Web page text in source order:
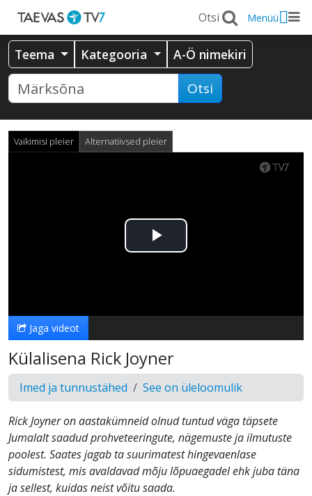
Menüü
Teema Kategooria A-Ö nimekiri
Otsi
Vaikimisi pleier Alternatiivsed pleier
Esita
Jaga videot
Külalisena Rick Joyner
Imed ja tunnustähed See on üleloomulik
Rick Joyner on aastakümneid olnud tuntud väga täpsete
Jumalalt saadud prohveteeringute, nägemuste ja ilmutuste
poolest. Saates jagab ta suurimatest hingevaenlase
sidumistest, mis avaldavad mõju lõpuaegadel ehk juba täna
ja sellest, kuidas neist võitu saada.